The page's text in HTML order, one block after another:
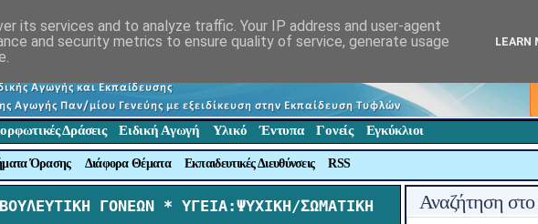
Δράσεις Ειδική Αγωγή Υλικό Έντυπα Γονείς Εγκύκλιοι
Όρασης Διάφορα Θέματα Εκπαιδευτικές Διευθύνσεις RSS
ΓΟΝΕΩΝ * ΥΓΕΙΑ:ΨΥΧΙΚΗ/ΣΩΜΑΤΙΚΗ Αναζήτηση στο
its services and to analyze traffic. Your IP address and user-agent
and security metrics to ensure quality of service, generate usage
LEARN